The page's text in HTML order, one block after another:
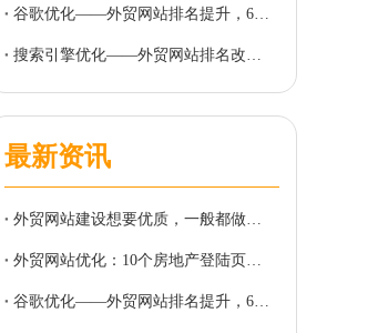
谷歌优化——外贸网站排名提升，6个创建seo友好内容的技巧（下）
搜索引擎优化——外贸网站排名改善的四种方法
最新资讯
外贸网站建设想要优质，一般都做到了这10点
外贸网站优化：10个房地产登陆页面，锁定客户体验（上）
谷歌优化——外贸网站排名提升，6个创建seo友好内容的技巧（上）